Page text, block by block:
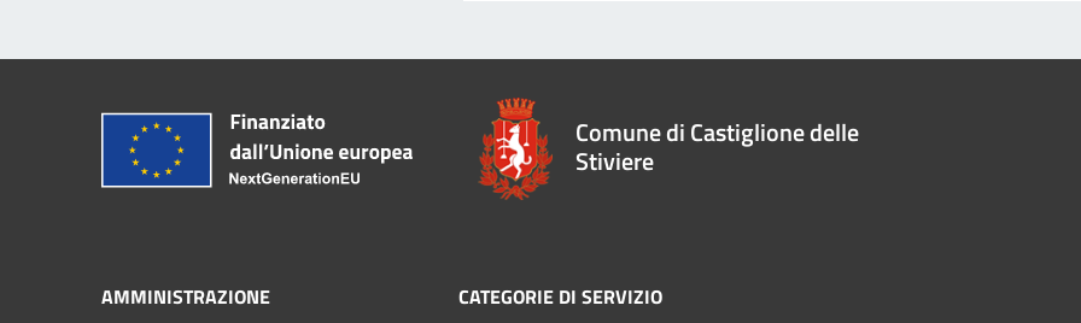
Comune di Castiglione delle
Stiviere
AMMINISTRAZIONE CATEGORIE DI SERVIZIO